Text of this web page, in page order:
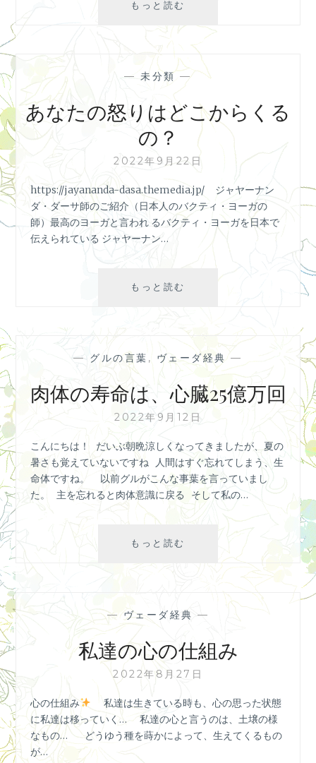
もっと読む
う
う
ど
か
珠
華
の
花
の？
—未分類 —
あなたの怒りはどこからくる
の？
2022年9月22日
https://jayananda-dasa.themedia.jp/ ジャヤーナン
ダ・ダーサ師のご紹介（日本人のバクティ・ヨーガの
師）最高のヨーガと言われ るバクティ・ヨーガを日本で
伝えられている ジャヤーナン…
もっと読む
の
怒
り
は
ど
こ
ら
く
る
の？
— グルの言葉 , ヴェーダ経典 —
肉体の寿命は、心臓25億万回
2022年9月12日
こんにちは！ だいぶ朝晩涼しくなってきましたが、夏の
暑さも覚えていないですね 人間はすぐ忘れてしまう、生
命体ですね。 以前グルがこんな事葉を言っていまし
た。 主を忘れると肉体意識に戻る そして私の…
もっと読む
命
は、
心
臓
25
万
回
—ヴェーダ経典 —
私達の心の仕組み
2022年8月27日
心の仕組み
⁡ ⁡ 私達は生きている時も⁡、心の思った状態
に⁡私達は移っていく…⁡ ⁡ 私達の心と言うのは⁡、土壌の様
なもの…⁡ ⁡ どうゆう種を蒔かによって⁡、生えてくるもの
が…